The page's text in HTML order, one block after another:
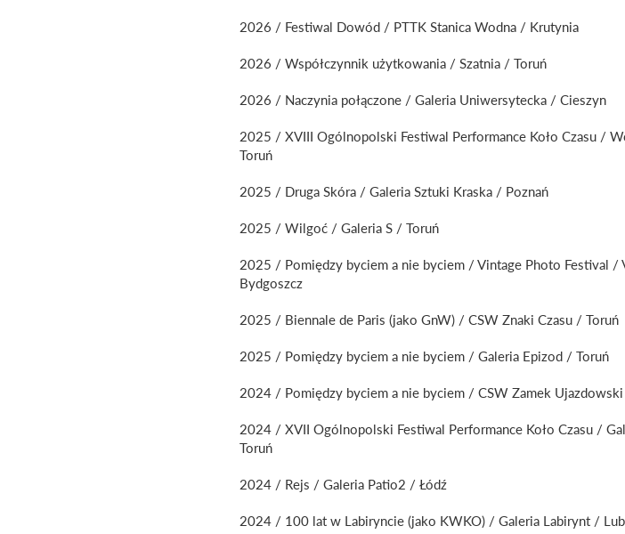
2026 / Festiwal Dowód / PTTK Stanica Wodna / Krutynia
2026 / Współczynnik użytkowania / Szatnia / Toruń
2026 / Naczynia połączone / Galeria Uniwersytecka / Cieszyn
2025 / XVIII Ogólnopolski Festiwal Performance Koło Czasu /
Toruń
2025 / Druga Skóra / Galeria Sztuki Kraska / Poznań
2025 / Wilgoć / Galeria S / Toruń
2025 / Pomiędzy byciem a nie byciem / Vintage Photo Festival /
Bydgoszcz
2025 / Biennale de Paris (jako GnW) / CSW Znaki Czasu / Toruń
2025 / Pomiędzy byciem a nie byciem / Galeria Epizod / Toruń
2024 / Pomiędzy byciem a nie byciem / CSW Zamek
2024 / XVII Ogólnopolski Festiwal Performance Koło Czasu /
Toruń
2024 / Rejs / Galeria Patio2 / Łódź
2024 / 100 lat w Labiryncie (jako KWKO) / Galeria Labirynt /